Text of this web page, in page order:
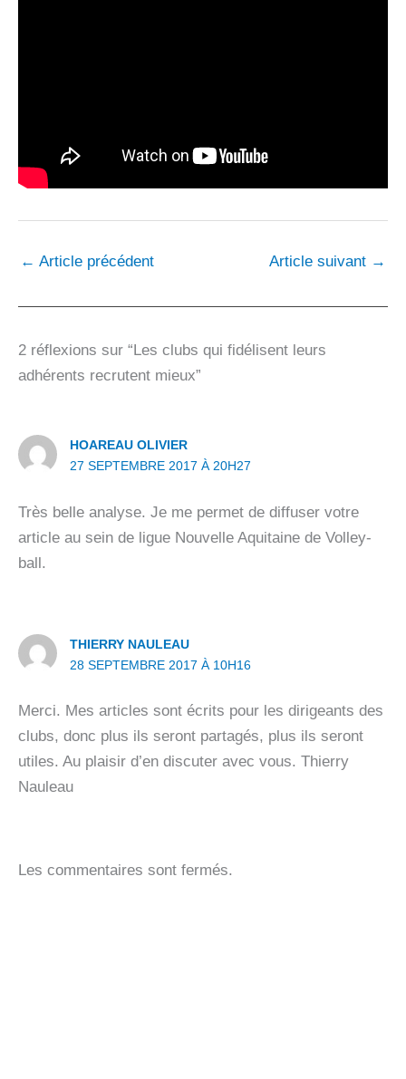
← Article précédent Article suivant →
2 réflexions sur “Les clubs qui fidélisent leurs
adhérents recrutent mieux”
HOAREAU OLIVIER
27 SEPTEMBRE 2017 À 20H27
Très belle analyse. Je me permet de diffuser votre
article au sein de ligue Nouvelle Aquitaine de Volley-
ball.
THIERRY NAULEAU
28 SEPTEMBRE 2017 À 10H16
Merci. Mes articles sont écrits pour les dirigeants des
clubs, donc plus ils seront partagés, plus ils seront
utiles. Au plaisir d’en discuter avec vous. Thierry
Nauleau
Les commentaires sont fermés.